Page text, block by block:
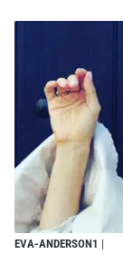
EVA-ANDERSON1 |